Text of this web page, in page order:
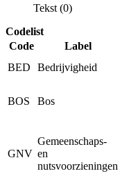
Tekst (0)
Codelist
Code
Label
BED
Bedrijvigheid
BOS Bos
GNV
Gemeenschaps-
en
nutsvoorzieningen